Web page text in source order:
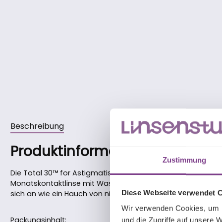
Zustimmung
Diese Webseite verwendet
Wir verwenden Cookies,
und die Zugriffe auf unsere
Beschreibung
Produktinformationen "Total
Die Total 30™ for Astigmatism von Alcon ist die neueste
Monatskontaktlinse mit Wassergradient und
sich an wie ein Hauch von nichts, auch noch am Tag 30!